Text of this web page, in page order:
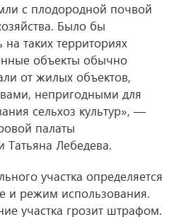
с плодородной почвой
Было бы
таких территориях
объекты обычно
от жилых объектов,
непригодными для
сельхоз культур», —
палаты
Татьяна Лебедева.
участка определяется
и режим использования.
участка грозит штрафом.